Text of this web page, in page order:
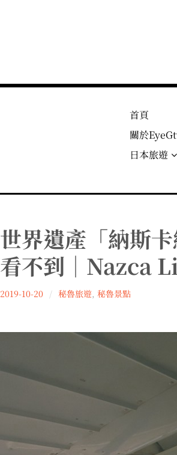
首頁
關於
日本旅遊
世界遺產「納斯
看不到｜Nazca
Lu
2019-10-20 秘魯旅遊,秘魯景點